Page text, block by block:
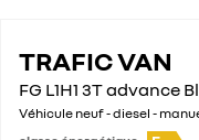
TRAFIC VAN
FG L1H1 3T advance
Véhicule neuf - diesel -